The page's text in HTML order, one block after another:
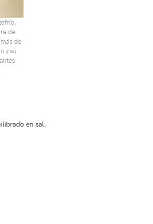
de
de
y su
en sal.